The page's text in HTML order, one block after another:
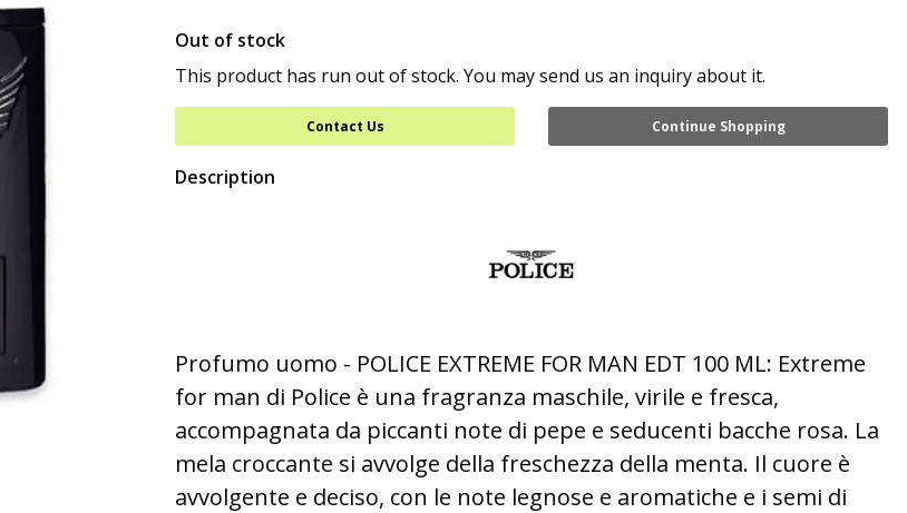
Out of stock
This product has run out of stock. You may send us an inquiry about it.
Contact Us Continue Shopping
Description
Profumo uomo - POLICE EXTREME FOR MAN EDT 100 ML: Extreme
for man di Police è una fragranza maschile, virile e fresca,
accompagnata da piccanti note di pepe e seducenti bacche rosa. La
mela croccante si avvolge della freschezza della menta. Il cuore è
avvolgente e deciso, con le note legnose e aromatiche e i semi di